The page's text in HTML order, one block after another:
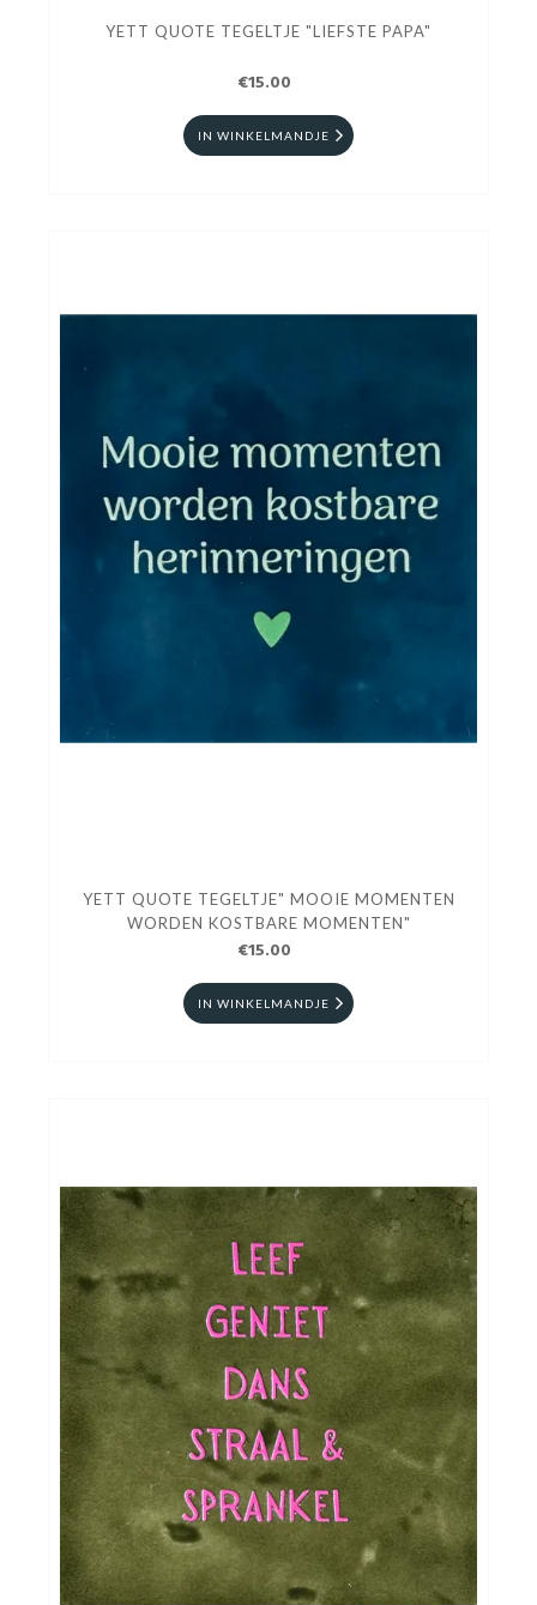
YETT QUOTE TEGELTJE "LIEFSTE PAPA"
€15.00
IN WINKELMANDJE
YETT QUOTE TEGELTJE" MOOIE MOMENTEN
WORDEN KOSTBARE MOMENTEN"
€15.00
IN WINKELMANDJE